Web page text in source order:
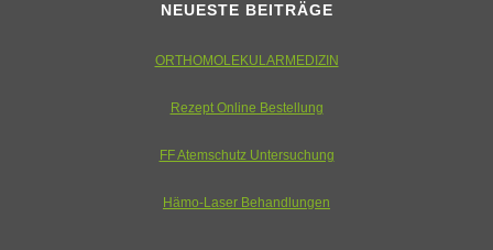
NEUESTE BEITRÄGE
ORTHOMOLEKULARMEDIZIN
Rezept Online Bestellung
FF Atemschutz Untersuchung
Hämo-Laser Behandlungen